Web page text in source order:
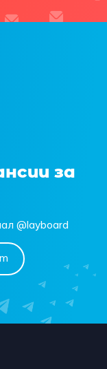
за
@layboard